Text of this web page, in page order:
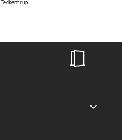
Teckentrup